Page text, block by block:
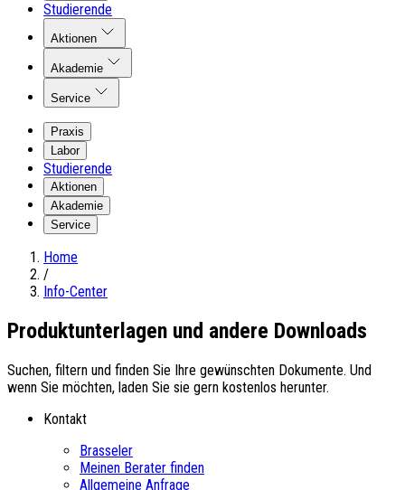
Studierende
Aktionen
Akademie
Service
Praxis
Labor
Studierende
Aktionen
Akademie
Service
Home
/
Info-Center
Produktunterlagen und andere Downloads
Suchen, filtern und finden Sie Ihre gewünschten Dokumente. Und
wenn Sie möchten, laden Sie sie gern kostenlos herunter.
Kontakt
Brasseler
Meinen Berater finden
Allgemeine Anfrage